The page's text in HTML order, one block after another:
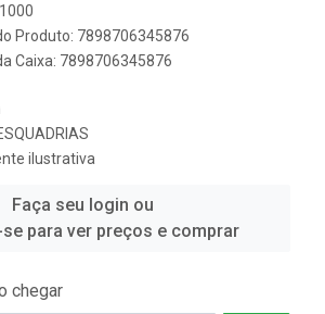
Produto: 7898706345876
Caixa: 7898706345876
ilustrativa
Faça seu login ou
para ver preços e comprar
chegar